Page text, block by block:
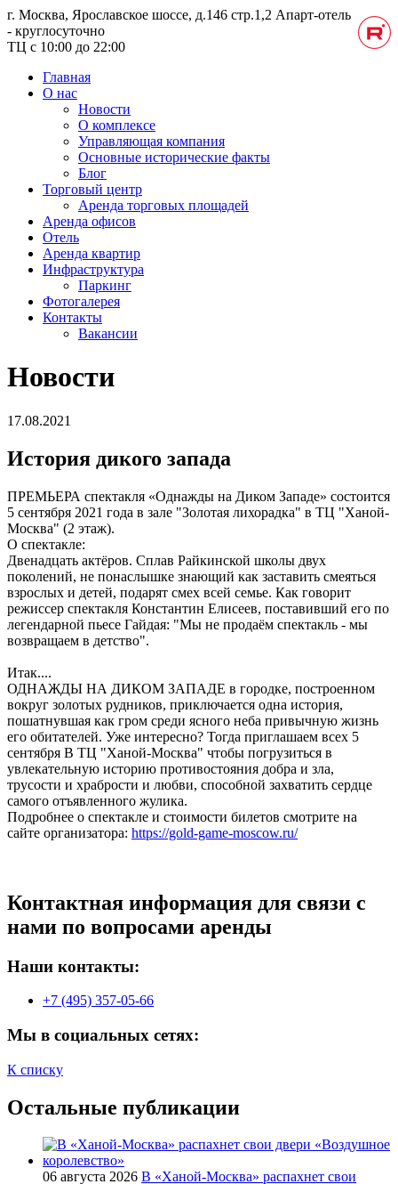
г. Москва, Ярославское шоссе, д.146 стр.1,2 Апарт-отель
- круглосуточно
ТЦ с 10:00 до 22:00
Главная
О нас
Новости
О комплексе
Управляющая компания
Основные исторические факты
Блог
Торговый центр
Аренда торговых площадей
Аренда офисов
Отель
Аренда квартир
Инфраструктура
Паркинг
Фотогалерея
Контакты
Вакансии
Новости
17.08.2021
История дикого запада
ПРЕМЬЕРА спектакля «Однажды на Диком Западе» состоится
5 сентября 2021 года в зале "Золотая лихорадка" в ТЦ "Ханой-
Москва" (2 этаж).
О спектакле:
Двенадцать актёров. Сплав Райкинской школы двух
поколений, не понаслышке знающий как заставить смеяться
взрослых и детей, подарят смех всей семье. Как говорит
режиссер спектакля Константин Елисеев, поставивший его по
легендарной пьесе Гайдая: "Мы не продаём спектакль - мы
возвращаем в детство".
Итак....
ОДНАЖДЫ НА ДИКОМ ЗАПАДЕ в городке, построенном
вокруг золотых рудников, приключается одна история,
пошатнувшая как гром среди ясного неба привычную жизнь
его обитателей. Уже интересно? Тогда приглашаем всех 5
сентября В ТЦ "Ханой-Москва" чтобы погрузиться в
увлекательную историю противостояния добра и зла,
трусости и храбрости и любви, способной захватить сердце
самого отъявленного жулика.
Подробнее о спектакле и стоимости билетов смотрите на
сайте организатора: https://gold-game-moscow.ru/
Контактная информация для связи с
нами по вопросами аренды
Наши контакты:
+7 (495) 357-05-66
Мы в социальных сетях:
К списку
Остальные публикации
06 августа 2026 В «Ханой-Москва» распахнет свои